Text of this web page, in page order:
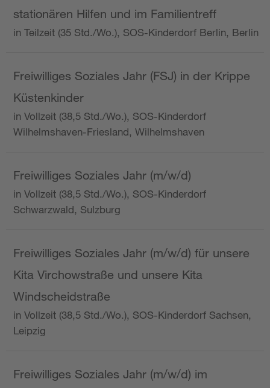
stationären Hilfen und im Familientreff
in Teilzeit (35 Std./Wo.), SOS-Kinderdorf Berlin, Berlin
Freiwilliges Soziales Jahr (FSJ) in der Krippe
Küstenkinder
in Vollzeit (38,5 Std./Wo.), SOS-Kinderdorf
Wilhelmshaven-Friesland, Wilhelmshaven
Freiwilliges Soziales Jahr (m/w/d)
in Vollzeit (38,5 Std./Wo.), SOS-Kinderdorf
Schwarzwald, Sulzburg
Freiwilliges Soziales Jahr (m/w/d) für unsere
Kita Virchowstraße und unsere Kita
Windscheidstraße
in Vollzeit (38,5 Std./Wo.), SOS-Kinderdorf Sachsen,
Leipzig
Freiwilliges Soziales Jahr (m/w/d) im